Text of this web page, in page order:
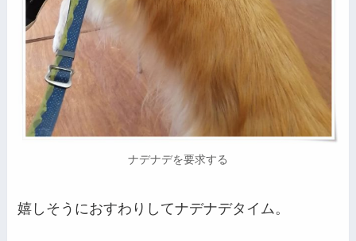
ナデナデを要求する
嬉しそうにおすわりしてナデナデタイム。